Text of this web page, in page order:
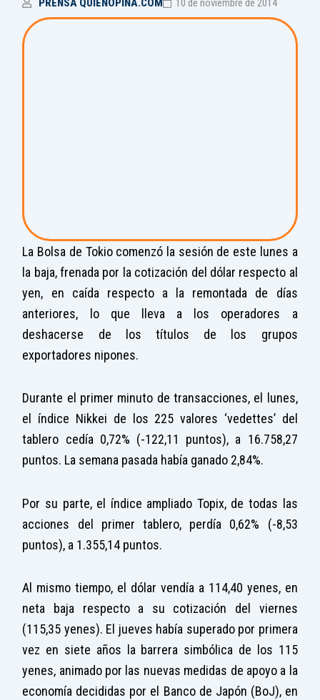
La Bolsa de Tokio comenzó la sesión de este lunes a
la baja, frenada por la cotización del dólar respecto al
yen, en caída respecto a la remontada de días
anteriores, lo que lleva a los operadores a
deshacerse de los títulos de los grupos
exportadores nipones.
Durante el primer minuto de transacciones, el lunes,
el índice Nikkei de los 225 valores ‘vedettes’ del
tablero cedía 0,72% (-122,11 puntos), a 16.758,27
puntos. La semana pasada había ganado 2,84%.
Por su parte, el índice ampliado Topix, de todas las
acciones del primer tablero, perdía 0,62% (-8,53
puntos), a 1.355,14 puntos.
Al mismo tiempo, el dólar vendía a 114,40 yenes, en
neta baja respecto a su cotización del viernes
(115,35 yenes). El jueves había superado por primera
vez en siete años la barrera simbólica de los 115
yenes, animado por las nuevas medidas de apoyo a la
economía decididas por el Banco de Japón (BoJ), en